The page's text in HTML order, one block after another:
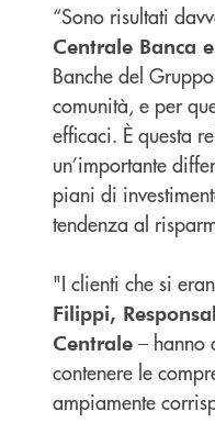
“Sono risultati
Centrale Banca
Banche del
comunità, e per
efficaci. È questa
un’importante
piani di
tendenza al
"I clienti che si
Filippi,
Centrale – hanno
contenere le
ampiamente